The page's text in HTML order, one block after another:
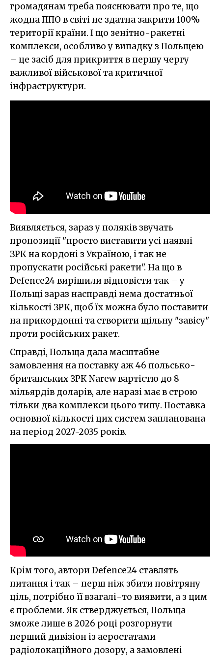
громадянам треба пояснювати про те, що
жодна ППО в світі не здатна закрити 100%
території країни. І що зенітно-ракетні
комплекси, особливо у випадку з Польщею
– це засіб для прикриття в першу чергу
важливої військової та критичної
інфраструктури.
Виявляється, зараз у поляків звучать
пропозиції "просто виставити усі наявні
ЗРК на кордоні з Україною, і так не
пропускати російські ракети". На що в
Defence24 вирішили відповісти так – у
Польщі зараз насправді нема достатньої
кількості ЗРК, щоб їх можна було поставити
на прикордонні та створити щільну "завісу"
проти російських ракет.
Справді, Польща дала масштабне
замовлення на поставку аж 46 польсько-
британських ЗРК Narew вартістю до 8
мільярдів доларів, але наразі має в строю
тільки два комплекси цього типу. Поставка
основної кількості цих систем запланована
на період 2027-2035 років.
Крім того, автори Defence24 ставлять
питання і так – перш ніж збити повітряну
ціль, потрібно її взагалі-то виявити, а з цим
є проблеми. Як стверджується, Польща
зможе лише в 2026 році розгорнути
перший дивізіон із аеростатами
радіолокаційного дозору, а замовлені